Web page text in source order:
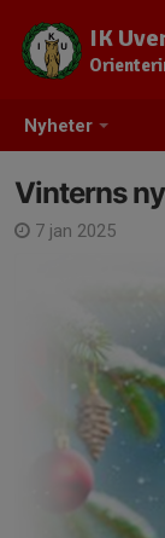
Nyheter
IK
Vinterns
7 jan 2025